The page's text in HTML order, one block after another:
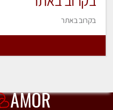
בקרוב באתר